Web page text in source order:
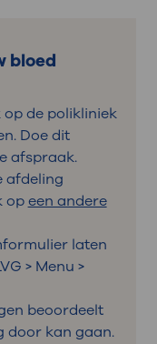
bloed
de polikliniek
Doe dit
afspraak.
afdeling
opeen andere
laten
> Menu >
beoordeelt
door kan gaan.